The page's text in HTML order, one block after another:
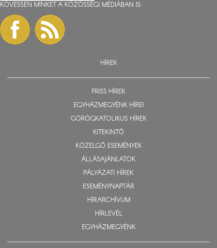
KÖVESSEN MINKET A KÖZÖSSÉGI MÉDIÁBAN IS:
HÍREK
FRISS HÍREK
EGYHÁZMEGYÉNK HÍREI
GÖRÖGKATOLIKUS HÍREK
KITEKINTŐ
KÖZELGŐ ESEMÉNYEK
ÁLLÁSAJÁNLATOK
PÁLYÁZATI HÍREK
ESEMÉNYNAPTÁR
HÍRARCHÍVUM
HÍRLEVÉL
EGYHÁZMEGYÉNK